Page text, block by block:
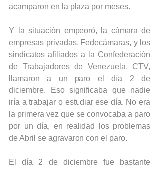
acamparon en la plaza por meses.
Y la situación empeoró, la cámara de
empresas privadas, Fedecámaras, y los
sindicatos afiliados a la Confederación
de Trabajadores de Venezuela, CTV,
llamaron a un paro el día 2 de
diciembre. Eso significaba que nadie
iría a trabajar o estudiar ese día. No era
la primera vez que se convocaba a paro
por un día, en realidad los problemas
de Abril se agravaron con el paro.
El día 2 de diciembre fue bastante